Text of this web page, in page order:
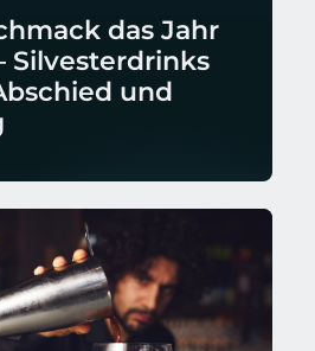
das Jahr
Silvesterdrinks
und